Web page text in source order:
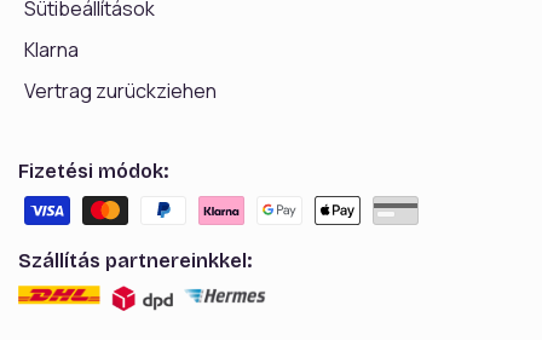
Sütibeállítások
Klarna
Vertrag zurückziehen
Fizetési módok:
Szállítás partnereinkkel: